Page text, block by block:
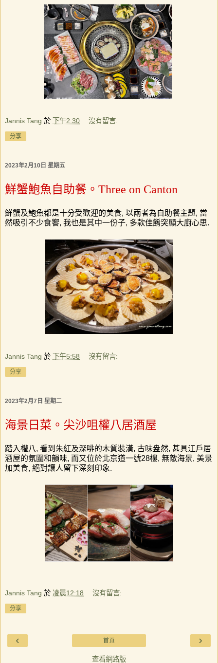
Jannis Tang 於 下午2:30 沒有留言:
分享
2023年2月10日 星期五
鮮蟹鮑魚自助餐。Three on Canton
鮮蟹及鮑魚都是十分受歡迎的美食, 以兩者為自助餐主題, 當
然吸引不少食饗, 我也是其中一份子, 多款佳餚突顯大廚心思.
Jannis Tang 於 下午5:58 沒有留言:
分享
2023年2月7日 星期二
海景日菜。尖沙咀權八居酒屋
踏入權八, 看到朱紅及深啡的木質裝潢, 古味盎然, 甚具江戶居
酒屋的氛圍和韻味, 而又位於北京道一號28樓, 無敵海景, 美景
加美食, 絕對讓人留下深刻印象.
Jannis Tang 於 凌晨12:18 沒有留言:
分享
‹ ›
首頁
查看網路版